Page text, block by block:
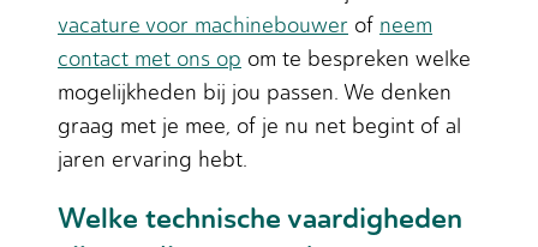
vacature voor machinebouwer of neem
contact met ons op om te bespreken welke
mogelijkheden bij jou passen. We denken
graag met je mee, of je nu net begint of al
jaren ervaring hebt.
Welke technische vaardigheden